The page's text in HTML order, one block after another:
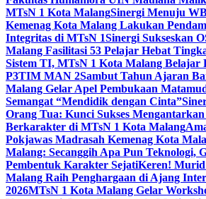
MTsN 1 Kota MalangSinergi Menuju
Kemenag Kota Malang Lakukan
Integritas di MTsN 1Sinergi Sukseskan
Malang Fasilitasi 53 Pelajar Hebat
Sistem TI, MTsN 1 Kota Malang
P3TIM MAN 2Sambut Tahun Ajaran
Malang Gelar Apel Pembukaan
Semangat “Mendidik dengan Cinta”
Orang Tua: Kunci Sukses Mengantarkan
Berkarakter di MTsN 1 Kota Malang
Pokjawas Madrasah Kemenag Kota
Malang: Secanggih Apa Pun Teknologi,
Pembentuk Karakter SejatiKeren!
Malang Raih Penghargaan di Ajang
2026MTsN 1 Kota Malang Gelar